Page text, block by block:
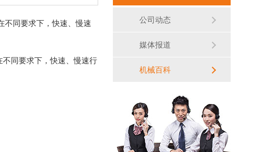
不同要求下，快速、慢速
同要求下，快速、慢速行
公司动态
媒体报道
机械百科